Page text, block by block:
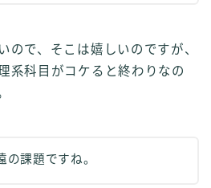
ので、そこは嬉しいのですが、
系科目がコケると終わりなの
の課題ですね。